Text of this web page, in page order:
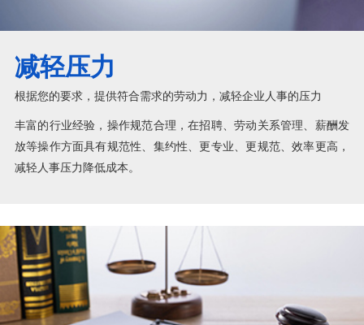
减轻压力
根据您的要求，提供符合需求的劳动力，减轻企业人事的压力
丰富的行业经验，操作规范合理，在招聘、劳动关系管理、薪酬发
放等操作方面具有规范性、集约性、更专业、更规范、效率更高，
减轻人事压力降低成本。